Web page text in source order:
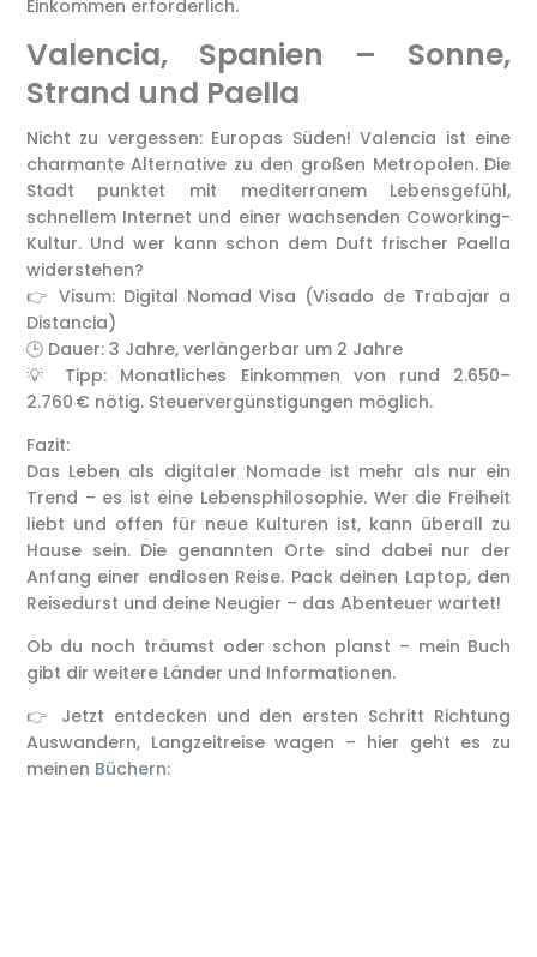
Einkommen erforderlich.
Valencia, Spanien – Sonne,
Strand und Paella
Nicht zu vergessen: Europas Süden! Valencia ist eine
charmante Alternative zu den großen Metropolen. Die
Stadt punktet mit mediterranem Lebensgefühl,
schnellem Internet und einer wachsenden Coworking-
Kultur. Und wer kann schon dem Duft frischer Paella
widerstehen?
👉 Visum: Digital Nomad Visa (Visado de Trabajar a
Distancia)
🕒 Dauer: 3 Jahre, verlängerbar um 2 Jahre
💡 Tipp: Monatliches Einkommen von rund 2.650–
2.760 € nötig. Steuervergünstigungen möglich.
Fazit:
Das Leben als digitaler Nomade ist mehr als nur ein
Trend – es ist eine Lebensphilosophie. Wer die Freiheit
liebt und offen für neue Kulturen ist, kann überall zu
Hause sein. Die genannten Orte sind dabei nur der
Anfang einer endlosen Reise. Pack deinen Laptop, den
Reisedurst und deine Neugier – das Abenteuer wartet!
Ob du noch träumst oder schon planst – mein Buch
gibt dir weitere Länder und Informationen.
👉 Jetzt entdecken und den ersten Schritt Richtung
Auswandern, Langzeitreise wagen – hier geht es zu
meinen Büchern: